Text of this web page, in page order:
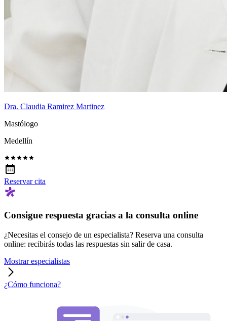
Dra. Claudia Ramirez Martinez
Mastólogo
Medellín
Reservar cita
Consigue respuesta gracias a la consulta online
¿Necesitas el consejo de un especialista? Reserva una consulta
online: recibirás todas las respuestas sin salir de casa.
Mostrar especialistas
¿Cómo funciona?